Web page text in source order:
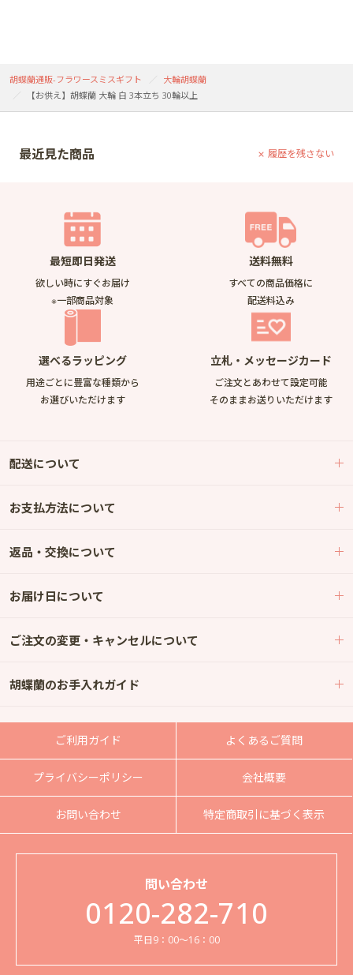
胡蝶蘭通販-フラワースミスギフト
大輪胡蝶蘭
【お供え】胡蝶蘭 大輪 白 3本立ち 30輪以上
最近見た商品 履歴を残さない
最短即日発送
欲しい時にすぐお届け
※一部商品対象
送料無料
すべての商品価格に
配送料込み
選べるラッピング
用途ごとに豊富な種類から
お選びいただけます
立札・メッセージカード
ご注文とあわせて設定可能
そのままお送りいただけます
配送について
お支払方法について
返品・交換について
お届け日について
ご注文の変更・キャンセルについて
胡蝶蘭のお手入れガイド
ご利用ガイド よくあるご質問
プライバシーポリシー 会社概要
お問い合わせ 特定商取引に基づく表示
問い合わせ
0120-282-710
平日9：00～16：00